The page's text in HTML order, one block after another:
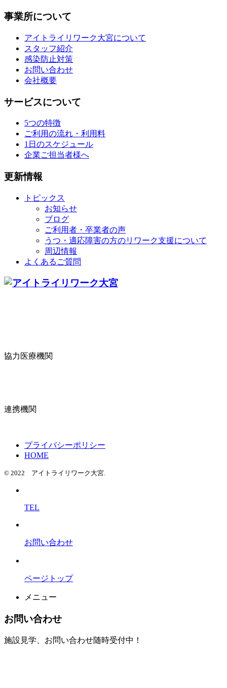
事業所について
アイトライリワーク大宮について
スタッフ紹介
感染防止対策
お問い合わせ
会社概要
サービスについて
5つの特徴
ご利用の流れ・利用料
1日のスケジュール
企業ご担当者様へ
更新情報
トピックス
お知らせ
ブログ
ご利用者・卒業者の声
うつ・適応障害の方のリワーク支援について
周辺情報
よくあるご質問
協力医療機関
連携機関
プライバシーポリシー
HOME
© 2022 アイトライリワーク大宮.
TEL
お問い合わせ
ページトップ
メニュー
お問い合わせ
施設見学、お問い合わせ随時受付中！